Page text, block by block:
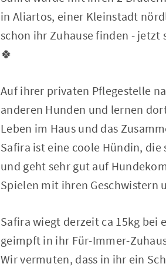
in Aliartos, einer Kleinstadt
schon ihr Zuhause finden - jetzt
🍀
Auf ihrer privaten Pflegestelle
anderen Hunden und lernen
Leben im Haus und das
Safira ist eine coole Hündin,
und geht sehr gut auf
Spielen mit ihren Geschwistern
Safira wiegt derzeit ca 15kg bei
geimpft in ihr Für-Immer-
Wir vermuten, dass in ihr ein